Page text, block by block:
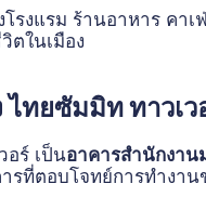
รงแรม ร้านอาหาร คา
ตในเมือง
ทยซัมมิท ทาวเว
อร์ เป็นอาคารสำนักงา
รที่ตอบโจทย์การทำงา